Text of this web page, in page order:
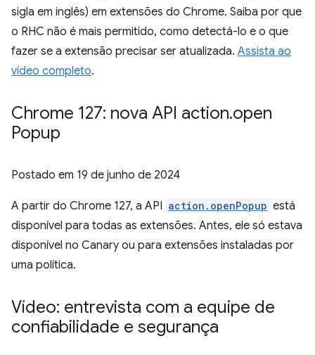
sigla em inglês) em extensões do Chrome. Saiba por que
o RHC não é mais permitido, como detectá-lo e o que
fazer se a extensão precisar ser atualizada. Assista ao
vídeo completo.
Chrome 127: nova API action.open
Popup
Postado em 19 de junho de 2024
A partir do Chrome 127, a API action.openPopup está
disponível para todas as extensões. Antes, ele só estava
disponível no Canary ou para extensões instaladas por
uma política.
Vídeo: entrevista com a equipe de
confiabilidade e segurança